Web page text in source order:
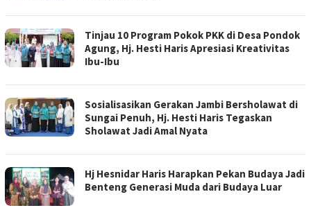
Tinjau 10 Program Pokok PKK di Desa Pondok
Agung, Hj. Hesti Haris Apresiasi Kreativitas
Ibu-Ibu
Sosialisasikan Gerakan Jambi Bersholawat di
Sungai Penuh, Hj. Hesti Haris Tegaskan
Sholawat Jadi Amal Nyata
Hj Hesnidar Haris Harapkan Pekan Budaya Jadi
Benteng Generasi Muda dari Budaya Luar